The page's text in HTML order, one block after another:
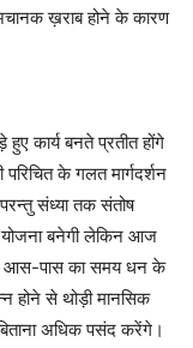
ख़राब होने के कारण
कार्य बनते प्रतीत होंगे
के गलत मार्गदर्शन
संध्या तक संतोष
योजना बनेगी लेकिन आज
के आस-पास का समय धन के
होने से थोड़ी मानसिक
अधिक पसंद करेंगे।